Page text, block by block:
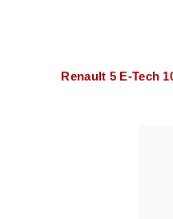
Renault 5 E-Tech